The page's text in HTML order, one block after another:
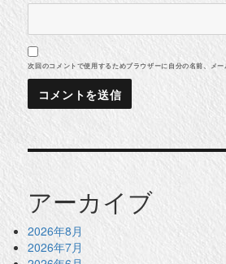
次回のコメントで使用するためブラウザーに自分の名前、メー
アーカイブ
2026年8月
2026年7月